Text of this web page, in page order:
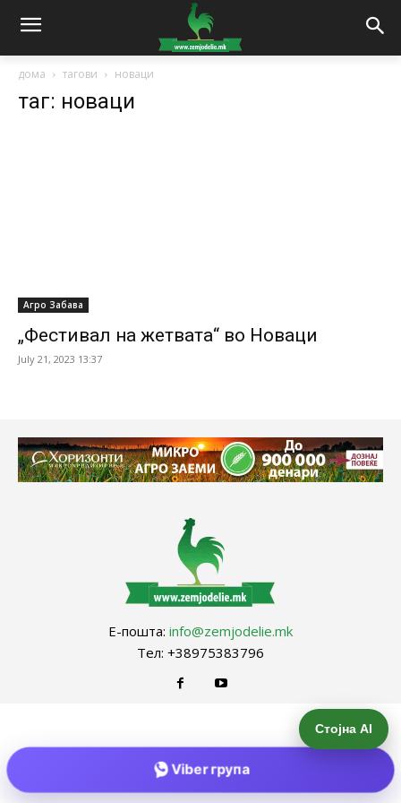
дома тагови новаци
таг: новаци
Агро Забава
„Фестивал на жетвата“ во Новаци
July 21, 2023 13:37
Е-пошта: info@zemjodelie.mk
Тел: +38975383796
Стојна AI
Viber група